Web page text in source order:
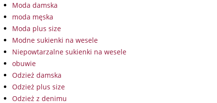
Moda damska
moda męska
Moda plus size
Modne sukienki na wesele
Niepowtarzalne sukienki na wesele
obuwie
Odzież damska
Odzież plus size
Odzież z denimu